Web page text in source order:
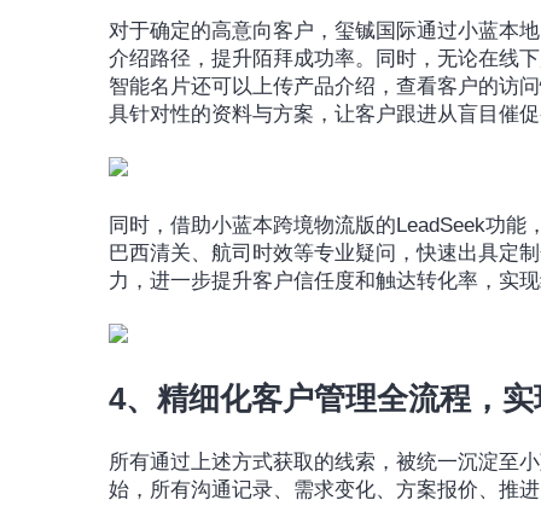
对于确定的高意向客户，玺铖国际通过小蓝本
介绍路径，提升陌拜成功率。同时，无论在线
智能名片还可以上传产品介绍，查看客户的访
具针对性的资料与方案，让客户跟进从盲目催
同时，借助小蓝本跨境物流版的LeadSeek功
巴西清关、航司时效等专业疑问，快速出具定
力，进一步提升客户信任度和触达转化率，实
4、精细化客户管理全流程，
所有通过上述方式获取的线索，被统一沉淀至
始，所有沟通记录、需求变化、方案报价、推